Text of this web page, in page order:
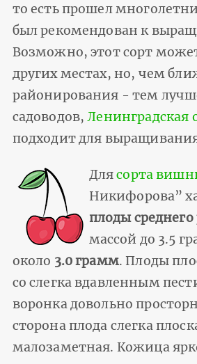
то есть прошел
был рекомендован к
Возможно, этот сорт
других местах, но, чем
районирования - тем
садоводов,Ленинградская
подходит для выращивания
Длясорта
Никифорова”
плоды
массой до 3.5
около 3.0 грамм. Плоды
со слегка вдавленным
воронка довольно
сторона плода слегка
малозаметная. Кожица